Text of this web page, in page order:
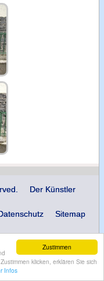
Zustimmen
klicken, erklären Sie sich
Infos
Der Künstler
Sitemap